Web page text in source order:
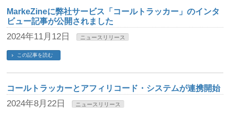
MarkeZineに弊社サービス「コールトラッカー」のインタ
ビュー記事が公開されました
2024年11月12日 ニュースリリース
この記事を読む
コールトラッカーとアフィリコード・システムが連携開始
2024年8月22日 ニュースリリース